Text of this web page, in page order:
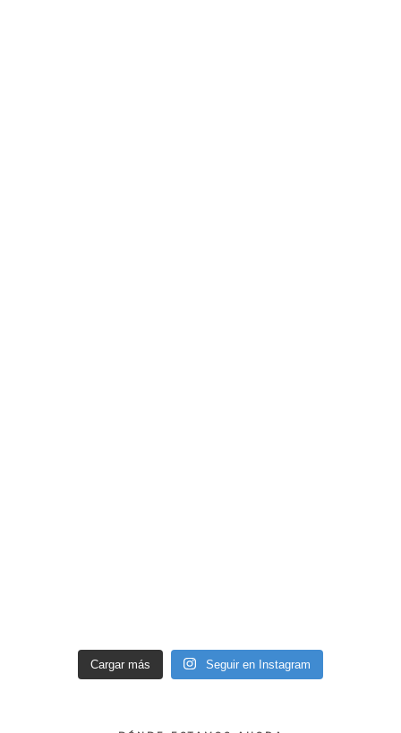
Cargar más Seguir en Instagram